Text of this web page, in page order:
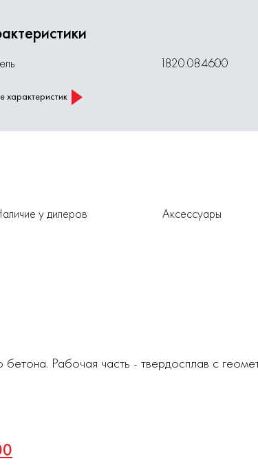
1820.084600
характеристик
у дилеров Аксессуары
Рабочая часть - твердосплав с